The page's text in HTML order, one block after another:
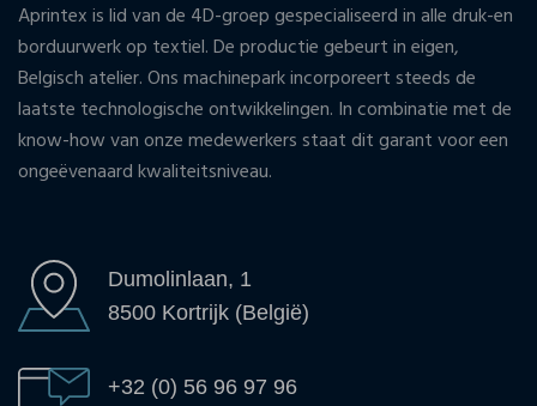
Aprintex is lid van de 4D-groep gespecialiseerd in alle druk-en
borduurwerk op textiel. De productie gebeurt in eigen,
Belgisch atelier. Ons machinepark incorporeert steeds de
laatste technologische ontwikkelingen. In combinatie met de
know-how van onze medewerkers staat dit garant voor een
ongeëvenaard kwaliteitsniveau.
Dumolinlaan, 1
8500 Kortrijk (België)
+32 (0) 56 96 97 96